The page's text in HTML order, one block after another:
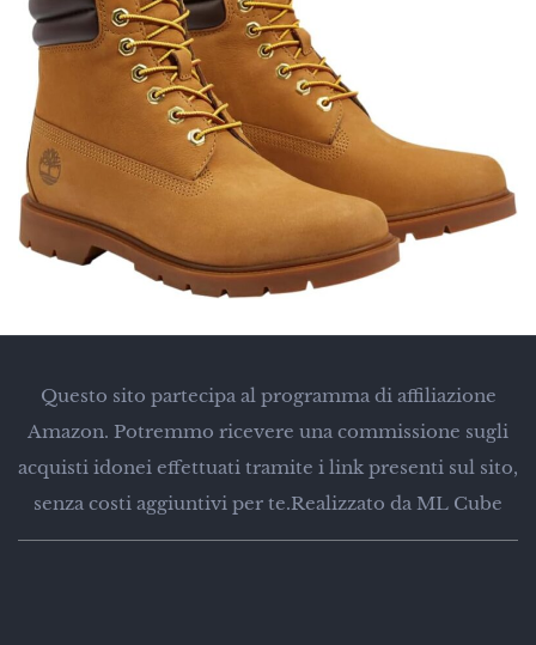
Questo sito partecipa al programma di affiliazione
Amazon. Potremmo ricevere una commissione sugli
acquisti idonei effettuati tramite i link presenti sul sito,
senza costi aggiuntivi per te.Realizzato da ML Cube